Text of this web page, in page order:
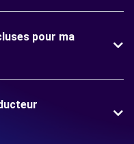
pour ma